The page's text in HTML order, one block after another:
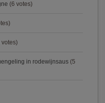
(6 votes)
votes)
in rodewijnsaus (5